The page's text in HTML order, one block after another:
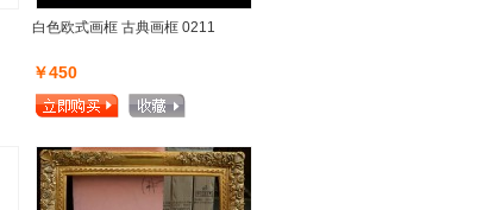
白色欧式画框 古典画框 0211
￥450